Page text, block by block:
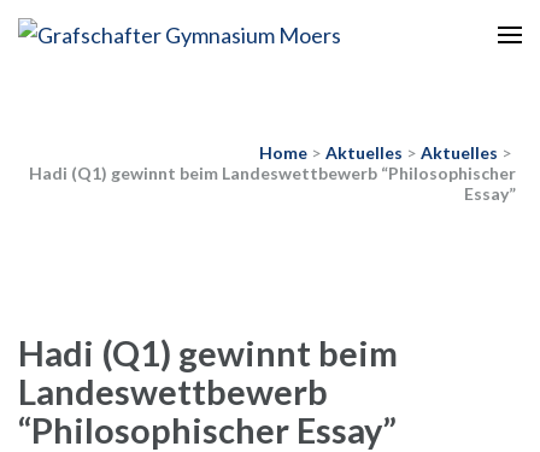
Home > Aktuelles > Aktuelles >
Hadi (Q1) gewinnt beim Landeswettbewerb “Philosophischer
Essay”
Hadi (Q1) gewinnt beim
Landeswettbewerb
“Philosophischer Essay”